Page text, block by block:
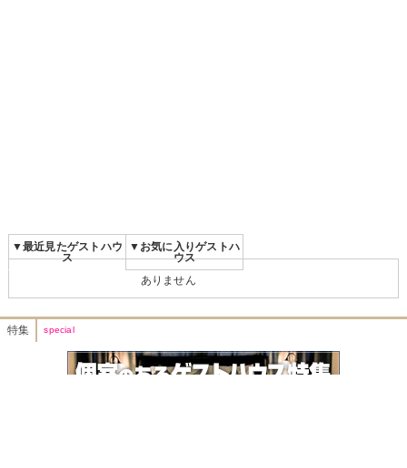
▼最近見たゲストハウ
ス
ありません
▼お気に入りゲストハ
ウス
特集 special